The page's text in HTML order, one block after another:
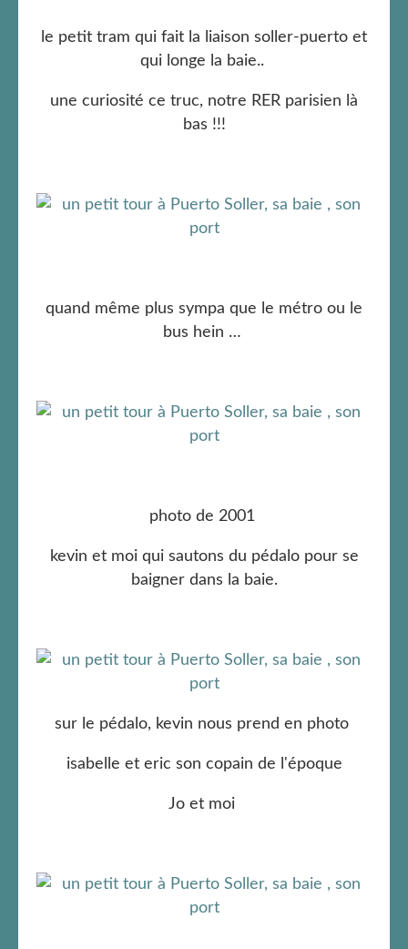
le petit tram qui fait la liaison soller-puerto et
qui longe la baie..
une curiosité ce truc, notre RER parisien là
bas !!!
quand même plus sympa que le métro ou le
bus hein …
photo de 2001
kevin et moi qui sautons du pédalo pour se
baigner dans la baie.
sur le pédalo, kevin nous prend en photo
isabelle et eric son copain de l'époque
Jo et moi